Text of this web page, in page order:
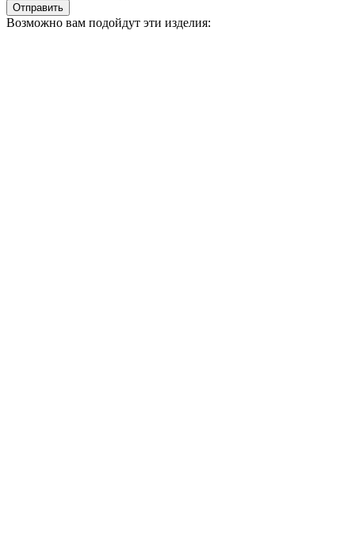
Отправить
Возможно вам подойдут эти изделия: